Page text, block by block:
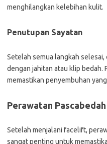
menghilangkan kelebihan kulit.
Penutupan Sayatan
Setelah semua langkah
dengan jahitan atau klip
memastikan penyembuhan
Perawatan Pascabedah
Setelah menjalani facelift,
sangat penting untuk